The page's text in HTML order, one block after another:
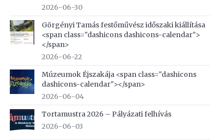
2026-06-30
Görgényi Tamás festőművész időszaki kiállítása
<span class="dashicons dashicons-calendar">
</span>
2026-06-22
Múzeumok Éjszakája <span class="dashicons
dashicons-calendar"></span>
2026-06-04
Tortamustra 2026 – Pályázati felhívás
2026-06-03